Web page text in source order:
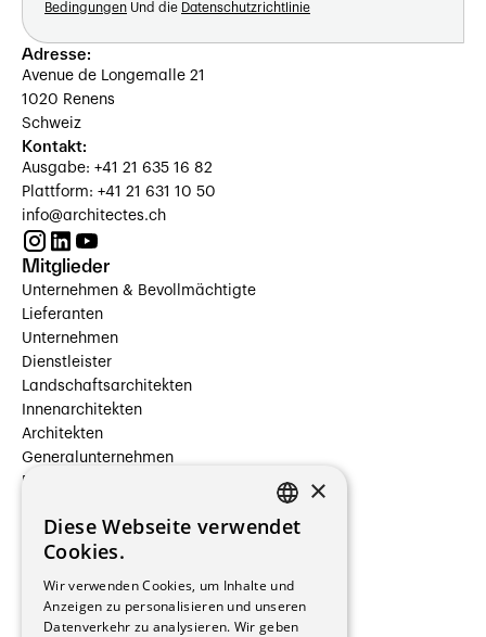
Bedingungen Und die Datenschutzrichtlinie
Adresse:
Avenue de Longemalle 21
1020 Renens
Schweiz
Kontakt:
Ausgabe: +41 21 635 16 82
Plattform: +41 21 631 10 50
info@architectes.ch
Mitglieder
Unternehmen & Bevollmächtigte
Lieferanten
Unternehmen
Dienstleister
Landschaftsarchitekten
Innenarchitekten
Architekten
Generalunternehmen
Beauftragte Unternehmen
Hersteller/Lieferanten
Bauherrschaften
Immobilienverwaltungsgesellschaften
Stockwerkeigentum
Reportagen
FRENCH
×
Diese Webseite verwendet
Cookies.
Wir verwenden Cookies, um Inhalte und
Anzeigen zu personalisieren und unseren
Datenverkehr zu analysieren. Wir geben